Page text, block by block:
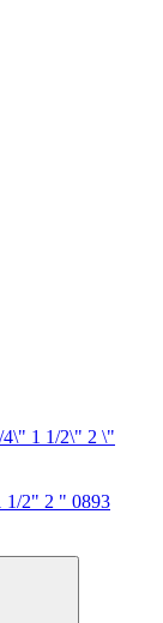
1/2" 2 " 0893